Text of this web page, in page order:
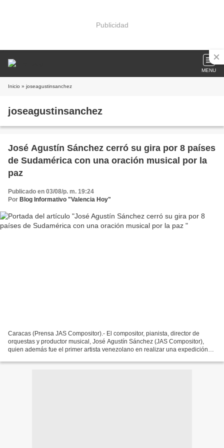
Publicidad
MENU
Inicio » joseagustinsanchez
joseagustinsanchez
José Agustín Sánchez cerró su gira por 8 países
de Sudamérica con una oración musical por la
paz
Publicado en 03/08/p. m. 19:24
Por Blog Informativo "Valencia Hoy"
Caracas (Prensa JAS Compositor).- El compositor, pianista, director de
orquestas y productor musical, José Agustín Sánchez (JAS Compositor),
quien además fue el primer artista venezolano en realizar una expedición